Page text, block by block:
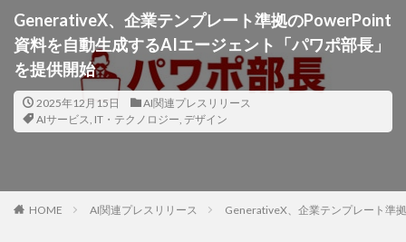
GenerativeX、企業テンプレート準拠のPowerPoint
資料を自動生成するAIエージェント「パワポ部長」
を提供開始
2025年12月15日
AI関連プレスリリース
AIサービス, IT・テクノロジー, デザイン
HOME AI関連プレスリリース GenerativeX、企業テンプレート準